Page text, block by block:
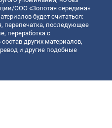
ООО «Золотая середина»
будет считаться:
перепечатка, последующее
переработка с
других материалов,
и другие подобные